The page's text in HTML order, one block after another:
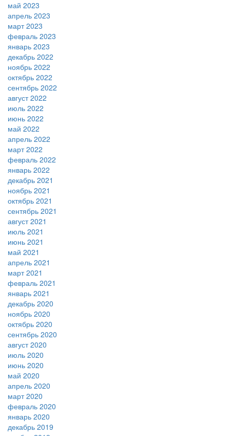
май 2023
апрель 2023
март 2023
февраль 2023
январь 2023
декабрь 2022
ноябрь 2022
октябрь 2022
сентябрь 2022
август 2022
июль 2022
июнь 2022
май 2022
апрель 2022
март 2022
февраль 2022
январь 2022
декабрь 2021
ноябрь 2021
октябрь 2021
сентябрь 2021
август 2021
июль 2021
июнь 2021
май 2021
апрель 2021
март 2021
февраль 2021
январь 2021
декабрь 2020
ноябрь 2020
октябрь 2020
сентябрь 2020
август 2020
июль 2020
июнь 2020
май 2020
апрель 2020
март 2020
февраль 2020
январь 2020
декабрь 2019